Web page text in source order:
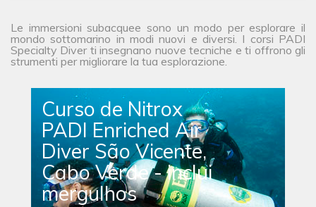
Le immersioni subacquee sono un modo per esplorare il
mondo sottomarino in modi nuovi e diversi. I corsi PADI
Specialty Diver ti insegnano nuove tecniche e ti offrono gli
strumenti per migliorare la tua esplorazione.
Curso de Nitrox
PADI Enriched Air
Diver São Vicente,
Cabo Verde - inclui
mergulhos